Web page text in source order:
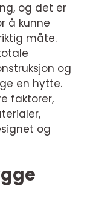
og det er
å kunne
måte.
og
en hytte.
faktorer,
og